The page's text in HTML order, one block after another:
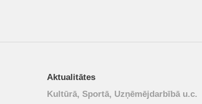
Aktualitātes
Kultūrā, Sportā, Uzņēmējdarbībā u.c.